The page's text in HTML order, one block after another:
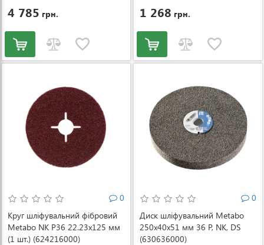
4 785 грн. 1 268 грн.
0
Круг шліфувальний фібровий
Metabo NK P36 22.23x125 мм
(1 шт.) (624216000)
0
Диск шліфувальний Metabo
250x40x51 мм 36 P, NK, DS
(630636000)